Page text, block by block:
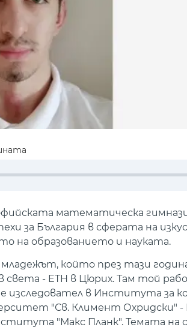
математическа
за България в сферата на
на образованието и науката.
който през тази
- ETH в Цюрих. Там той
изследовател в Института за
"Св. Климент Охридски" -
"Макс Планк". Темата на